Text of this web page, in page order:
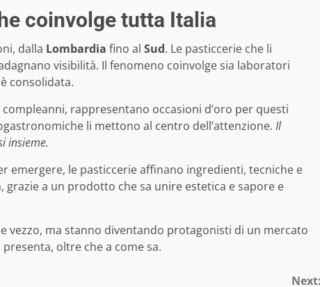
coinvolge tutta Italia
dalla Lombardia fino al Sud. Le pasticcerie che li
visibilità. Il fenomeno coinvolge sia laboratori
consolidata.
rappresentano occasioni d’oro per questi
li mettono al centro dell’attenzione. Il
insieme.
emergere, le pasticcerie affinano ingredienti, tecniche e
grazie a un prodotto che sa unire estetica e sapore e
vezzo, ma stanno diventando protagonisti di un mercato
oltre che a come sa.